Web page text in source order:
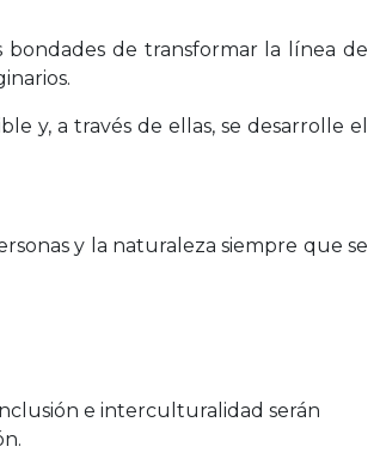
bondades de transformar la línea de
y, a través de ellas, se desarrolle el
y la naturaleza siempre que se
e interculturalidad serán